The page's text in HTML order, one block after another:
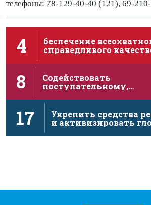
телефоны: 78-129-40-40 (121), 69-
4
беспечение
справедливого
8
Содействовать
поступательному,
экономическому
17
Укрепить средства
и активизировать